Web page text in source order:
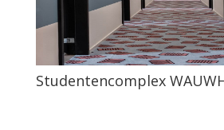
Studentencomplex